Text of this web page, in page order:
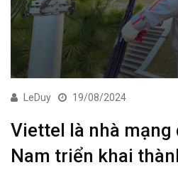
LeDuy 19/08/2024
Viettel là nhà
Nam triển khai